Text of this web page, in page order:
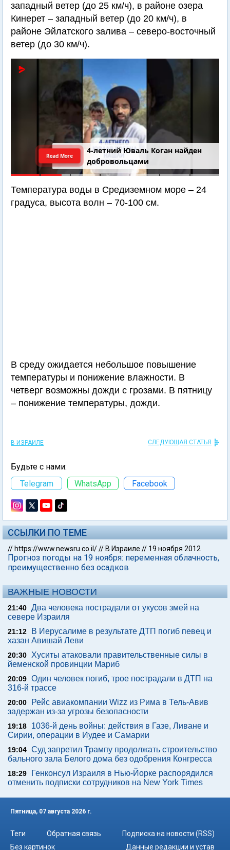
западный ветер (до 25 км/ч), в районе озера
Кинерет – западный ветер (до 20 км/ч), в
районе Эйлатского залива – северо-восточный
ветер (до 30 км/ч).
4-летний Юваль Коган найден
добровольцами
Read More
Температура воды в Средиземном море – 24
градуса, высота волн – 70-100 см.
В среду ожидается небольшое повышение
температуры и понижение влажности. В
четверг возможны дожди с грозами. В пятницу
– понижение температуры, дожди.
В ИЗРАИЛЕ СЛЕДУЮЩАЯ СТАТЬЯ
Будьте с нами:
Telegram
WhatsApp Facebook
ССЫЛКИ ПО ТЕМЕ
// https://www.newsru.co.il/// В Израиле // 19 ноября 2012
Прогноз погоды на 19 ноября: переменная облачность,
преимущественно без осадков
ВАЖНЫЕ НОВОСТИ
21:40 Два человека пострадали от укусов змей на
севере Израиля
21:12
В Иерусалиме в результате ДТП погиб певец и
хазан Авишай Леви
20:30
Хуситы атаковали правительственные силы в
йеменской провинции Мариб
20:09 Один человек погиб, трое пострадали в ДТП на
316-й трассе
20:00
Рейс авиакомпании Wizz из Рима в Тель-Авив
задержан из-за угрозы безопасности
19:18
1036-й день войны: действия в Газе, Ливане и
Сирии, операции в Иудее и Самарии
19:04 Суд запретил Трампу продолжать строительство
бального зала Белого дома без одобрения Конгресса
18:29
Генконсул Израиля в Нью-Йорке распорядился
отменить подписки сотрудников на New York Times
Пятница, 07 августа 2026 г.
Теги Обратная связь
Подписка на новости (RSS)
Без картинок
Данные редакции и устав